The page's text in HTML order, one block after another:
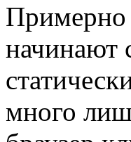
Примерно
начинают
много